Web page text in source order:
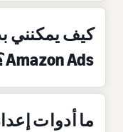
كيف يمكنني
Amazon Ads؟
ما أدوات